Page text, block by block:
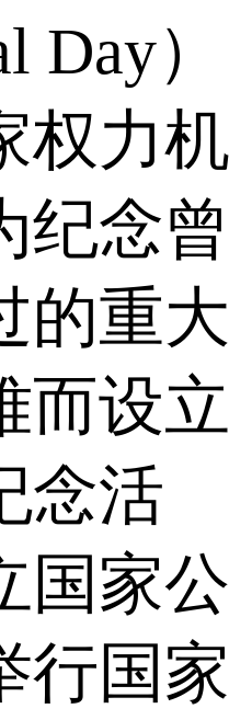
Day）
权力机
纪念曾
的重大
而设立
念活
国家公
行国家